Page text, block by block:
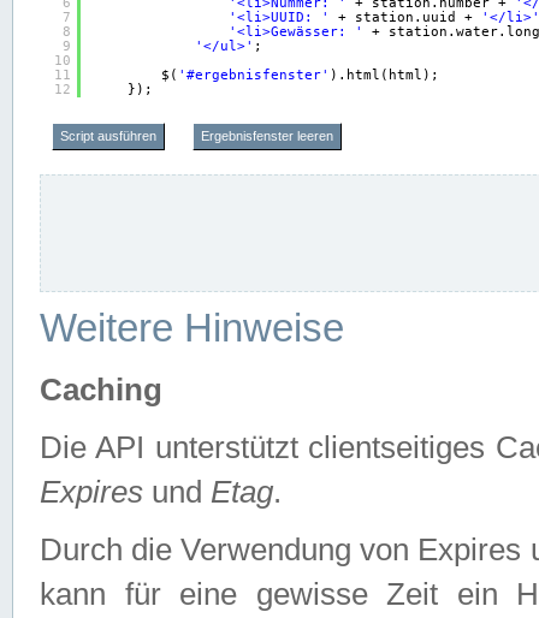
7
8
9
10
11
12
'<li>UUID: '
+ station.uuid +
'</li>'
'<li>Gewässer: '
+
'</ul>' ;
$( '#ergebnisfenster' ).html(html);
});
Script ausführen Ergebnisfenster leeren
Weitere Hinweise
Caching
Die API unterstützt clientseitiges
Expires und Etag.
Durch die Verwendung von
kann für eine gewisse Zeit ein